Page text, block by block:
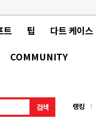
트 팁 다트 케이스
COMMUNITY
랭킹